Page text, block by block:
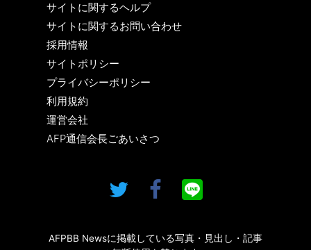
サイトに関するヘルプ
サイトに関するお問い合わせ
採用情報
サイトポリシー
プライバシーポリシー
利用規約
運営会社
AFP通信会長ごあいさつ
AFPBB Newsに掲載している写真・見出し・記事